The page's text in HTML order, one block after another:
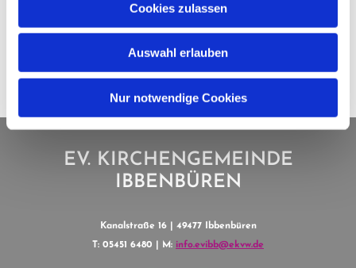
Cookies zulassen
Auswahl erlauben
Nur notwendige Cookies
EV. KIRCHENGEMEINDE
IBBENBÜREN
Kanalstraße 16 | 49477 Ibbenbüren
T: 05451 6480 | M: info.evibb@ekvw.de